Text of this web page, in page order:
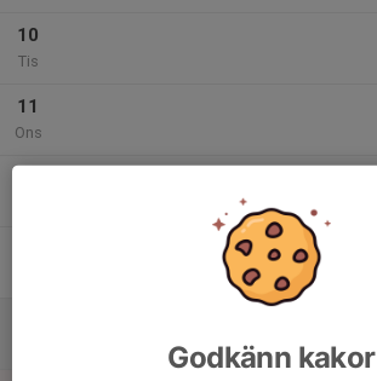
10
Tis
11
Ons
Godkänn kakor